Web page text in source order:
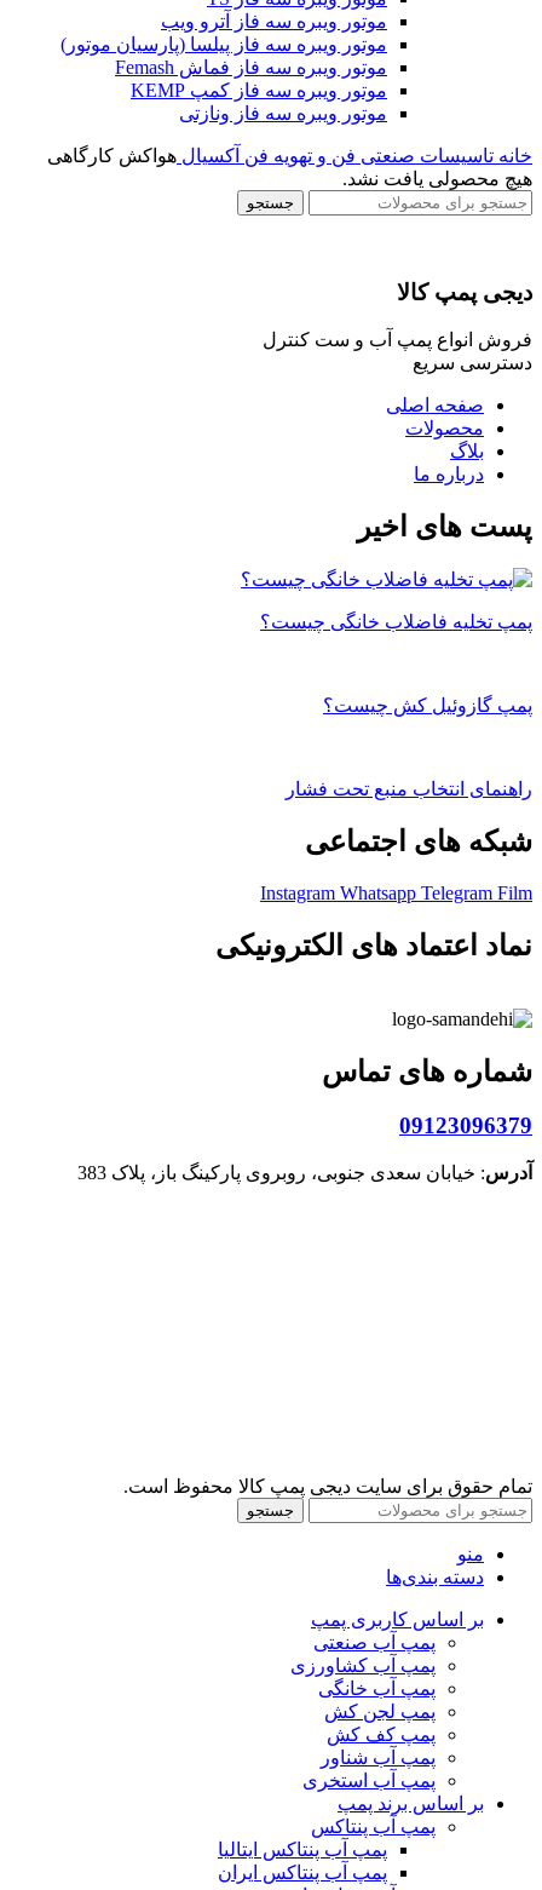
موتور ویبره سه فاز آترو ویب
موتور ویبره سه فاز پیلسا (پارسیان موتور)
موتور ویبره سه فاز فماش Femash
موتور ویبره سه فاز کمپ KEMP
موتور ویبره سه فاز ونازتی
خانه تاسیسات صنعتی فن و تهویه فن آکسیال هواکش کارگاهی
هیچ محصولی یافت نشد.
جستجو
دیجی پمپ کالا
فروش انواع پمپ آب و ست کنترل
دسترسی سریع
صفحه اصلی
محصولات
بلاگ
درباره ما
پست های اخیر
پمپ تخلیه فاضلاب خانگی چیست؟
پمپ گازوئیل کش چیست؟
راهنمای انتخاب منبع تحت فشار
شبکه های اجتماعی
Instagram Whatsapp Telegram Film
نماد اعتماد های الکترونیکی
شماره های تماس
09123096379
آدرس: خیابان سعدی جنوبی، روبروی پارکینگ باز، پلاک 383
تمام حقوق برای سایت دیجی پمپ کالا محفوظ است.
جستجو
منو
دسته بندی‌ها
بر اساس کاربری پمپ
پمپ آب صنعتی
پمپ آب کشاورزی
پمپ آب خانگی
پمپ لجن کش
پمپ کف کش
پمپ آب شناور
پمپ آب استخری
بر اساس برند پمپ
پمپ آب پنتاکس
پمپ آب پنتاکس ایتالیا
پمپ آب پنتاکس ایران